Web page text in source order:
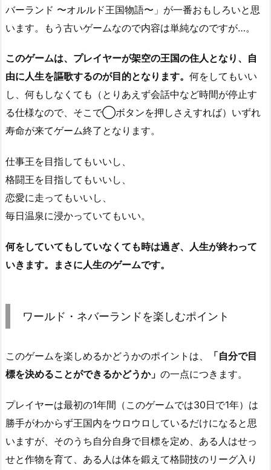
バーランド 〜オルルド王国物語〜」が一番おもしろいと思
います。もう古いゲームなので内容は単純なのですが…。
このゲームは、プレイヤーが架空の王国の住人となり、自
由に人生を謳歌するのが目的となります。 何をしてもいい
し、何もしなくても（とりあえず会話中など時間が停止す
る仕様なので、そこで◯ボタンを押しさえすれば）いずれ
寿命が来てゲーム終了となります。
仕事王を目指してもいいし、
格闘王を目指してもいいし、
恋愛に走ってもいいし、
毎日温泉に浸かっていてもいい。
何をしていてもしていなくても時は過ぎ、人生が終わって
いきます。まさに人生のゲームです。
ワールド・ネバーランドを楽しむポイント
このゲームを楽しめるかどうかのポイントは、
「自分で目
標を決めることができるかどうか」 の一点につきます。
プレイヤーは最初の1年間（このゲームでは30日で1年）は
勝手がわからず王国内をウロウロしているだけになると思
いますが、そのうち自分自身で目標を定め、ある人はせっ
せと作物を育て、ある人は体を鍛えて格闘技のリーグ入り